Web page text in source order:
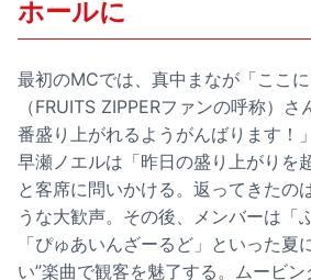
ホールに
最初のMCでは、真中まなが「ここ
（FRUITS ZIPPERファンの呼称）
番盛り上がれるようがんばります！
早瀬ノエルは「昨日の盛り上がりを
と客席に問いかける。返ってきたの
うな大歓声。その後、メンバーは「
「ぴゅあいんざーるど」といった夏
い”楽曲で観客を魅了する。ムービ